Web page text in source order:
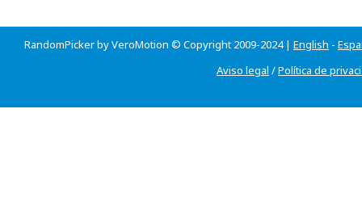
RandomPicker by VeroMotion © Copyright 2009-2024 | English -
Aviso legal /Política de